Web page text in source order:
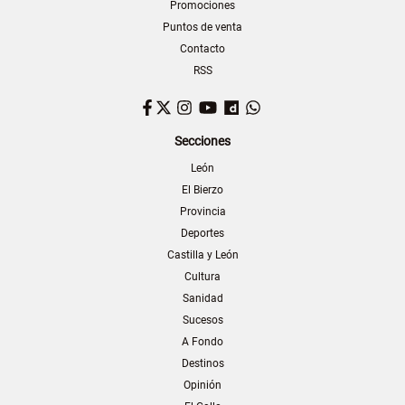
Promociones
Puntos de venta
Contacto
RSS
Facebook
TwitterInstagram
YouTubeDailymotion
Secciones
León
El Bierzo
Provincia
Deportes
Castilla y León
Cultura
Sanidad
Sucesos
A Fondo
Destinos
Opinión